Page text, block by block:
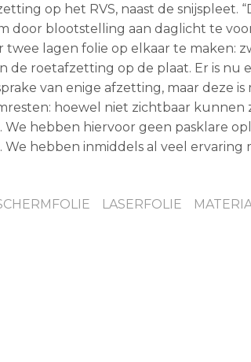
op het RVS, naast de snijspleet.
door blootstelling aan daglicht te
twee lagen folie op elkaar te maken:
de roetafzetting op de plaat. Er is nu
van enige afzetting, maar deze
hoewel niet zichtbaar
hebben hiervoor geen pasklare
hebben inmiddels al veel ervaring
LASERFOLIE